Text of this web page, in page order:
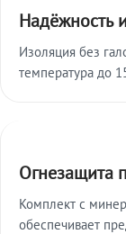
Надёжность
Изоляция без
температура до
Огнезащита
Комплект с
обеспечивает